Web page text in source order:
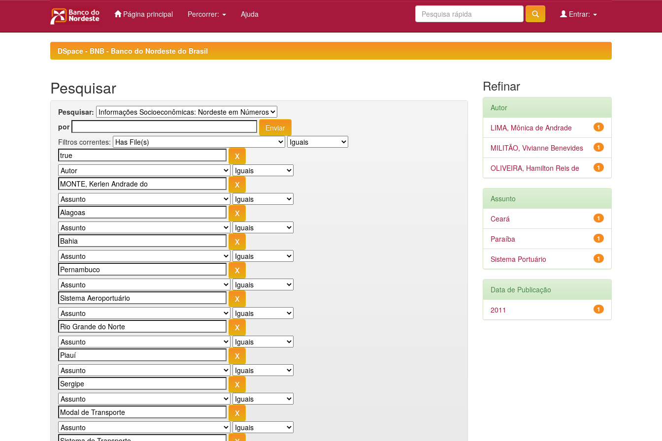
Página principal Percorrer: Ajuda Entrar:
DSpace - BNB - Banco do Nordeste do Brasil
Pesquisar
Pesquisar:
por
Filtros correntes:
Refinar
Autor
1
LIMA, Mônica de Andrade
1
MILITÃO, Vivianne Benevides
1
OLIVEIRA, Hamilton Reis de
Assunto
1
Ceará
1
Paraíba
1
Sistema Portuário
Data de Publicação
1
2011